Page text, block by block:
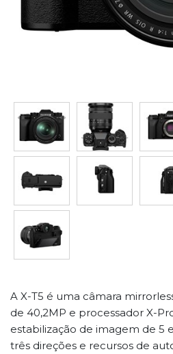
A X-T5 é uma câmara
de 40,2MP e processador X-
estabilização de imagem de 5
três direções e recursos de